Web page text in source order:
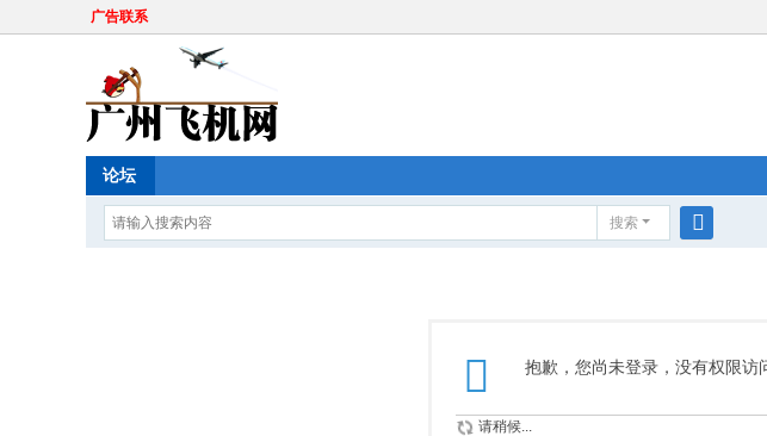
广告联系
论坛
搜索
抱歉，您尚未登录，没有权限访
请稍候...